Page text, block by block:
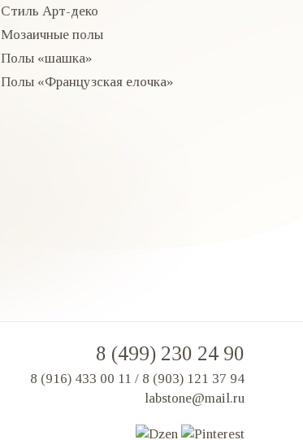
Стиль Арт-деко
Мозаичные полы
Полы «шашка»
Полы «Французская елочка»
8 (499) 230 24 90
8 (916) 433 00 11 / 8 (903) 121 37 94
labstone@mail.ru